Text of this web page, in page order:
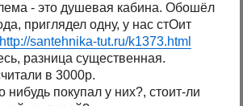
- это душевая кабина. Обошёл
приглядел одну, у нас стОит
http://santehnika-tut.ru/k1373.html
разница существенная.
в 3000р.
нибудь покупал у них?, стоит-ли